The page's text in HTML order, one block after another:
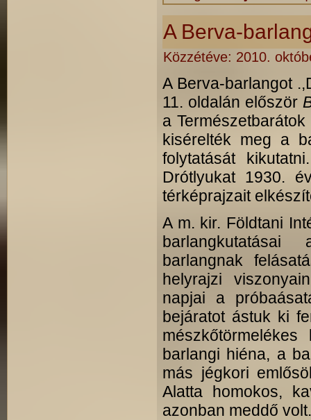
A Berva-
Közzétéve: 2010.
A Berva-barlangot
11. oldalán először
a
kisérelték meg a
folytatását
Drótlyukat 1930.
térképrajzait
A m. kir. Földtani
barlangnak
helyrajzi
napjai a
bejáratot ástuk ki
barlangi hiéna, a
más jégkori
Alatta homokos,
azonban meddő volt.